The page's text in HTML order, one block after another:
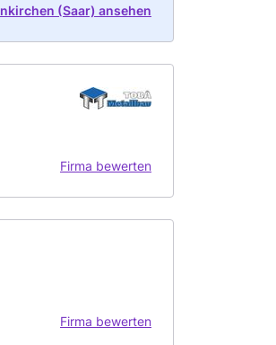
(Saar) ansehen
Firma bewerten
Firma bewerten